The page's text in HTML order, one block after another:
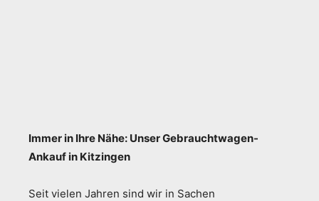
Immer in Ihre Nähe: Unser Gebrauchtwagen-
Ankauf in Kitzingen
Seit vielen Jahren sind wir in Sachen